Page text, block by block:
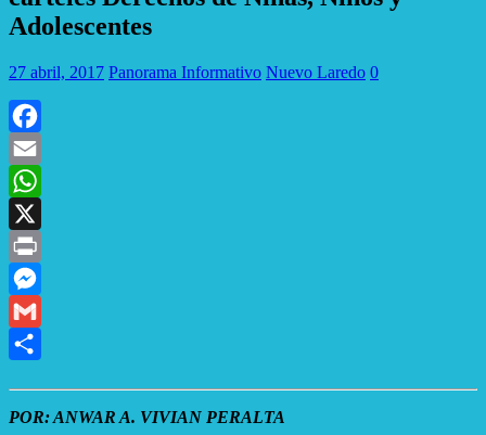
Adolescentes
27 abril, 2017 Panorama Informativo Nuevo Laredo 0
Facebook
Email
WhatsApp
X
Print
Messenger
Gmail
POR: ANWAR A. VIVIAN PERALTA